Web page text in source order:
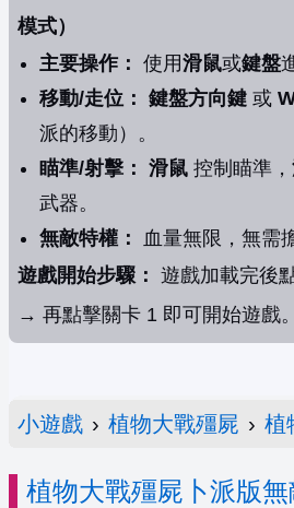
模式）
主要操作： 使用滑鼠或鍵盤
移動/走位： 鍵盤方向鍵 或
派的移動）。
瞄準/射擊： 滑鼠 控制瞄準，
武器。
無敵特權：
血量無限，無需
遊戲開始步驟： 遊戲加載完後
→ 再點擊關卡 1 即可開始遊戲。
小遊戲 › 植物大戰殭屍 › 植
植物大戰殭屍卜派版無